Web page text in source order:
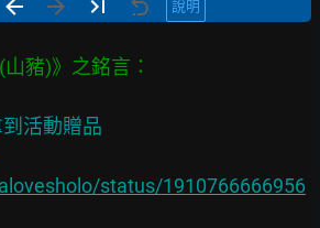
說明
活動贈品
status/1910766666956